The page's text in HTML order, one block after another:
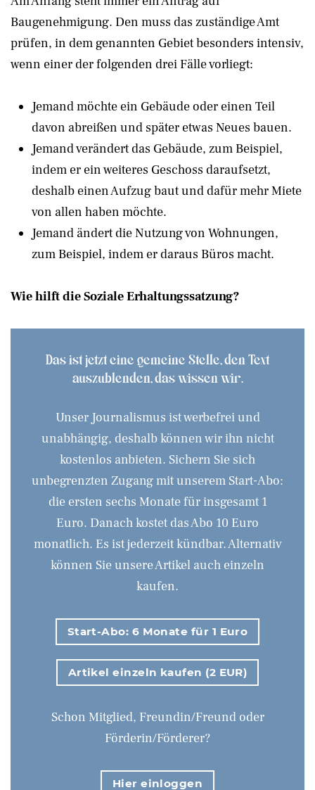
Baugenehmigung. Den muss das zuständige Amt
prüfen, in dem genannten Gebiet besonders intensiv,
wenn einer der folgenden drei Fälle vorliegt:
Jemand möchte ein Gebäude oder einen Teil
davon abreißen und später etwas Neues bauen.
Jemand verändert das Gebäude, zum Beispiel,
indem er ein weiteres Geschoss daraufsetzt,
deshalb einen Aufzug baut und dafür mehr Miete
von allen haben möchte.
Jemand ändert die Nutzung von Wohnungen,
zum Beispiel, indem er daraus Büros macht.
Wie hilft die Soziale Erhaltungssatzung?
Das ist jetzt eine gemeine Stelle, den Text
auszublenden, das wissen wir.
Unser Journalismus ist werbefrei und
unabhängig, deshalb können wir ihn nicht
kostenlos anbieten. Sichern Sie sich
unbegrenzten Zugang mit unserem Start-Abo:
die ersten sechs Monate für insgesamt 1
Euro. Danach kostet das Abo 10 Euro
monatlich. Es ist jederzeit kündbar. Alternativ
können Sie unsere Artikel auch einzeln
kaufen.
Start-Abo: 6 Monate für 1 Euro
Artikel einzeln kaufen (2 EUR)
Schon Mitglied, Freundin/Freund oder
Förderin/Förderer?
Hier einloggen